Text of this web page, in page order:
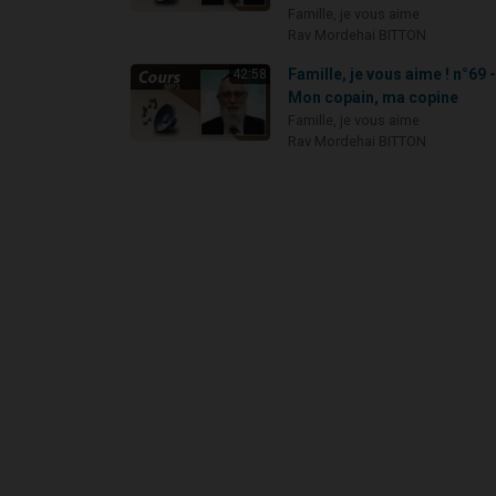
42:58
Famille, je vous aime ! n°69 -
Mon copain, ma copine